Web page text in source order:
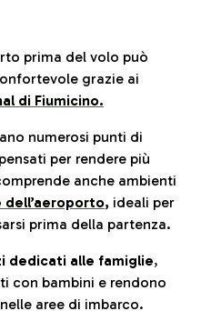
prima del volo può
grazie ai
di Fiumicino.
numerosi punti di
per rendere più
anche ambienti
dell’aeroporto, ideali per
prima della partenza.
dedicati alle famiglie,
con bambini e rendono
aree di imbarco.